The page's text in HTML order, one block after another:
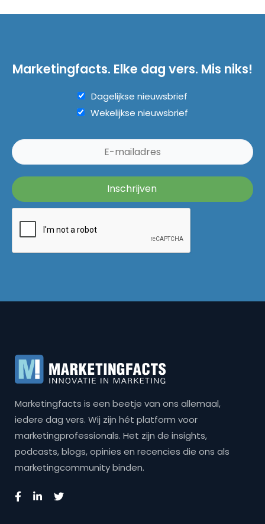
Marketingfacts. Elke dag vers. Mis niks!
Dagelijkse nieuwsbrief
Wekelijkse nieuwsbrief
Marketingfacts is een beetje van ons allemaal,
iedere dag vers. Wij zijn hét platform voor
marketingprofessionals. Het zijn de insights,
podcasts, blogs, opinies en recencies die ons als
marketingcommunity binden.